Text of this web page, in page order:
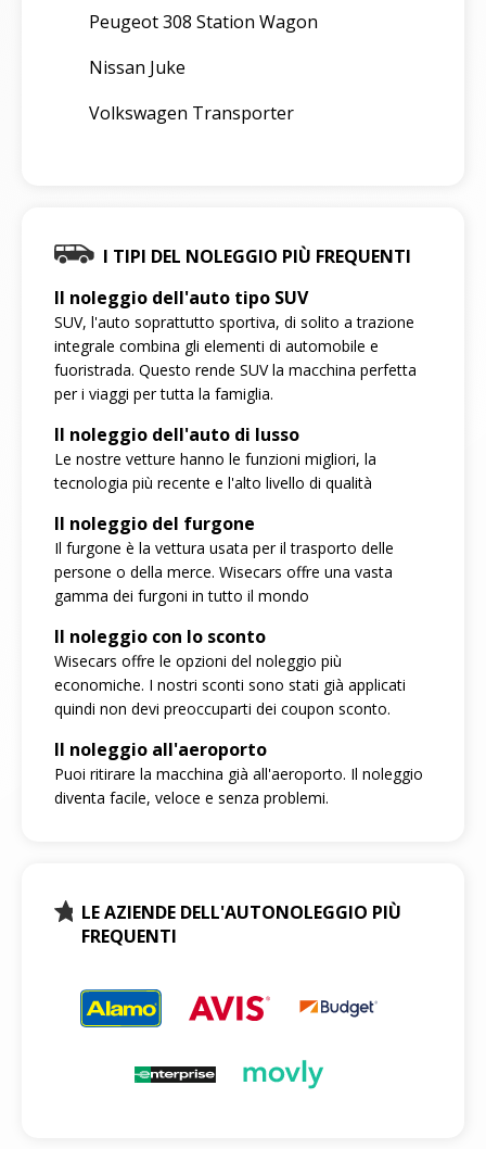
Peugeot 308 Station Wagon
Nissan Juke
Volkswagen Transporter
I TIPI DEL NOLEGGIO PIÙ FREQUENTI
Il noleggio dell'auto tipo SUV
SUV, l'auto soprattutto sportiva, di solito a trazione
integrale combina gli elementi di automobile e
fuoristrada. Questo rende SUV la macchina perfetta
per i viaggi per tutta la famiglia.
Il noleggio dell'auto di lusso
Le nostre vetture hanno le funzioni migliori, la
tecnologia più recente e l'alto livello di qualità
Il noleggio del furgone
Il furgone è la vettura usata per il trasporto delle
persone o della merce. Wisecars offre una vasta
gamma dei furgoni in tutto il mondo
Il noleggio con lo sconto
Wisecars offre le opzioni del noleggio più
economiche. I nostri sconti sono stati già applicati
quindi non devi preoccuparti dei coupon sconto.
Il noleggio all'aeroporto
Puoi ritirare la macchina già all'aeroporto. Il noleggio
diventa facile, veloce e senza problemi.
LE AZIENDE DELL'AUTONOLEGGIO PIÙ
FREQUENTI